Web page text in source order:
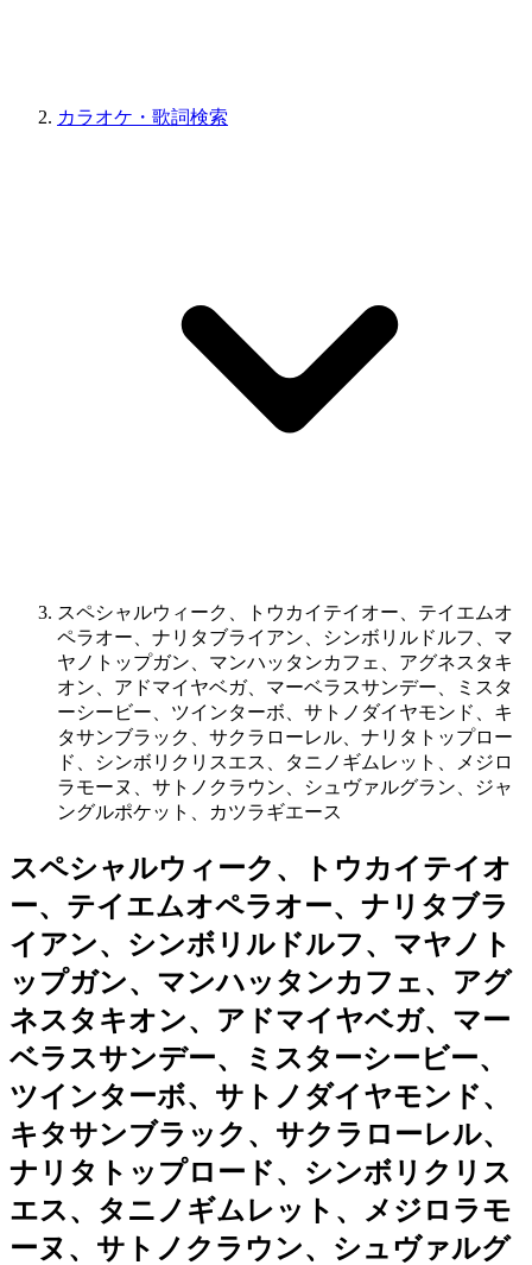
カラオケ・歌詞検索
スペシャルウィーク、トウカイテイオー、テイエムオ
ペラオー、ナリタブライアン、シンボリルドルフ、マ
ヤノトップガン、マンハッタンカフェ、アグネスタキ
オン、アドマイヤベガ、マーベラスサンデー、ミスタ
ーシービー、ツインターボ、サトノダイヤモンド、キ
タサンブラック、サクラローレル、ナリタトップロー
ド、シンボリクリスエス、タニノギムレット、メジロ
ラモーヌ、サトノクラウン、シュヴァルグラン、ジャ
ングルポケット、カツラギエース
スペシャルウィーク、トウカイテイオ
ー、テイエムオペラオー、ナリタブラ
イアン、シンボリルドルフ、マヤノト
ップガン、マンハッタンカフェ、アグ
ネスタキオン、アドマイヤベガ、マー
ベラスサンデー、ミスターシービー、
ツインターボ、サトノダイヤモンド、
キタサンブラック、サクラローレル、
ナリタトップロード、シンボリクリス
エス、タニノギムレット、メジロラモ
ーヌ、サトノクラウン、シュヴァルグ